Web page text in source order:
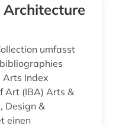
umfasst
Arts Index
Art (IBA) Arts &
einen